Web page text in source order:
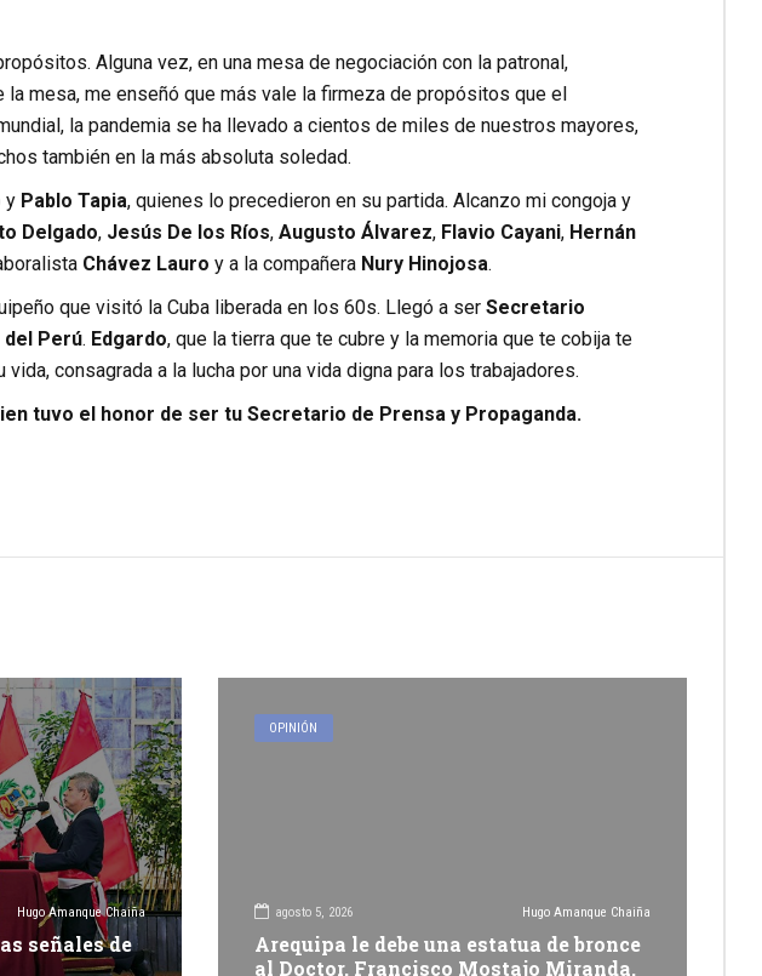
Alguna vez, en una mesa de negociación con la patronal,
mesa, me enseñó que más vale la firmeza de propósitos que el
la pandemia se ha llevado a cientos de miles de nuestros mayores,
también en la más absoluta soledad.
y Pablo Tapia, quienes lo precedieron en su partida. Alcanzo mi congoja y
Delgado, Jesús De los Ríos, Augusto Álvarez, Flavio Cayani, Hernán
Chávez Lauro y a la compañera Nury Hinojosa.
que visitó la Cuba liberada en los 60s. Llegó a ser Secretario
del Perú. Edgardo, que la tierra que te cubre y la memoria que te cobija te
consagrada a la lucha por una vida digna para los trabajadores.
tuvo el honor de ser tu Secretario de Prensa y Propaganda.
Hugo Amanque Chaiña
señales de
OPINIÓN
agosto 5, 2026 Hugo Amanque Chaiña
Arequipa le debe una estatua de bronce
al Doctor, Francisco Mostajo Miranda.